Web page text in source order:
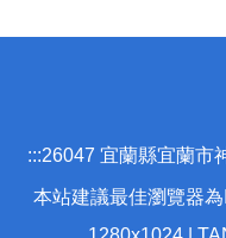
:::26047 宜蘭縣宜蘭市
本站建議最佳瀏覽器